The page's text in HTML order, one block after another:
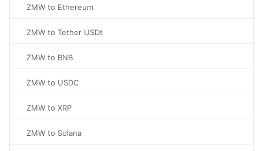
ZMW to Ethereum
ZMW to Tether USDt
ZMW to BNB
ZMW to USDC
ZMW to XRP
ZMW to Solana